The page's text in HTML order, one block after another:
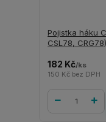
Pojistka háku
CSL78, CRG78)
182 Kč/ks
150 Kč bez DPH